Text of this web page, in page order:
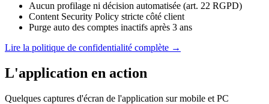
Aucun profilage ni décision automatisée (art. 22 RGPD)
Content Security Policy stricte côté client
Purge auto des comptes inactifs après 3 ans
Lire la politique de confidentialité complète →
L'application en action
Quelques captures d'écran de l'application sur mobile et PC